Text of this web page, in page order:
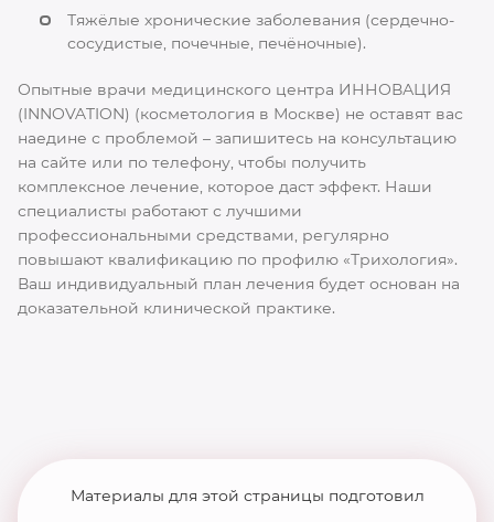
Тяжёлые хронические заболевания (сердечно-
сосудистые, почечные, печёночные).
Опытные врачи медицинского центра ИННОВАЦИЯ
(INNOVATION) (косметология в Москве) не оставят вас
наедине с проблемой – запишитесь на консультацию
на сайте или по телефону, чтобы получить
комплексное лечение, которое даст эффект. Наши
специалисты работают с лучшими
профессиональными средствами, регулярно
повышают квалификацию по профилю «Трихология».
Ваш индивидуальный план лечения будет основан на
доказательной клинической практике.
Материалы для этой страницы подготовил